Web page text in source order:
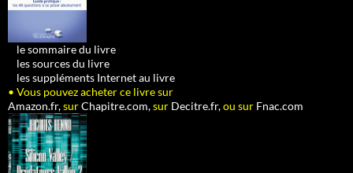
le sommaire du livre
les sources du livre
les suppléments Internet au livre
• Vous pouvez acheter ce livre sur
Amazon.fr,surChapitre.com,sur Decitre.fr,ou sur Fnac.com